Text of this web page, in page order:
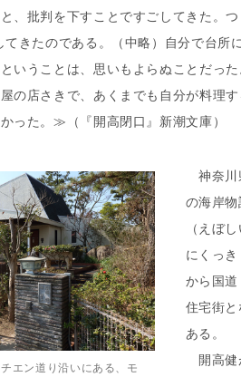
、批判を下すことですごしてきた。
てきたのである。（中略）自分で台
いうことは、思いもよらぬことだっ
の店さきで、あくまでも自分が料理
った。≫（『開高閉口』新潮文庫）
エン道り沿いにある、モ
神奈川
の海岸
（えぼ
にくっ
から国
住宅街
ある。
開高健